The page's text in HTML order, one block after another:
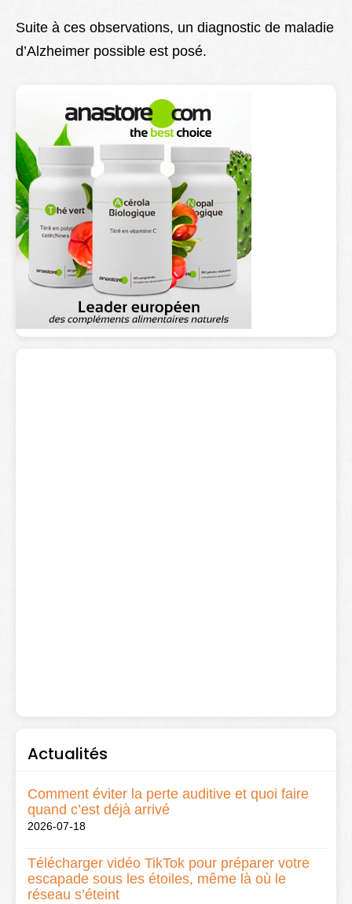
Suite à ces observations, un diagnostic de maladie
d’Alzheimer possible est posé.
Actualités
Comment éviter la perte auditive et quoi faire
quand c’est déjà arrivé
2026-07-18
Télécharger vidéo TikTok pour préparer votre
escapade sous les étoiles, même là où le
réseau s’éteint